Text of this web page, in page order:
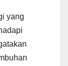
yang